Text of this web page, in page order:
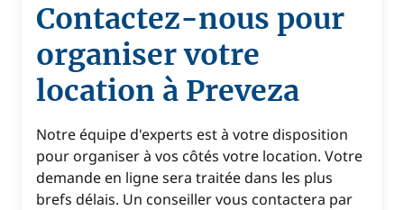
Contactez-nous pour
organiser votre
location à Preveza
Notre équipe d'experts est à votre disposition
pour organiser à vos côtés votre location. Votre
demande en ligne sera traitée dans les plus
brefs délais. Un conseiller vous contactera par